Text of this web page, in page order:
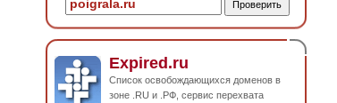
Expired.ru
Список освобождающихся доменов в
зоне .RU и .РФ, сервис перехвата